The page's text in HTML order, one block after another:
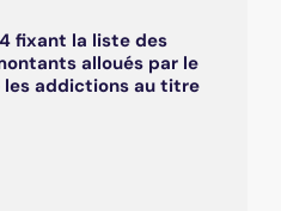
fixant la liste des
alloués par le
addictions au titre